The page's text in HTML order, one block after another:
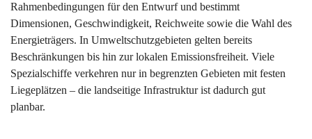
Rahmenbedingungen für den Entwurf und bestimmt
Dimensionen, Geschwindigkeit, Reichweite sowie die Wahl des
Energieträgers. In Umweltschutzgebieten gelten bereits
Beschränkungen bis hin zur lokalen Emissionsfreiheit. Viele
Spezialschiffe verkehren nur in begrenzten Gebieten mit festen
Liegeplätzen – die landseitige Infrastruktur ist dadurch gut
planbar.